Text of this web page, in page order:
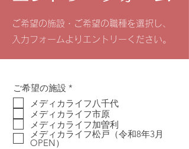
ご希望の施設・ご希望の職種を選択し、
入力フォームよりエントリーください。
ご希望の施設 *
項
目
メディカライフ八千代
メディカライフ市原
メディカライフ加曽利
メディカライフ松戸（令和8年3月
OPEN）